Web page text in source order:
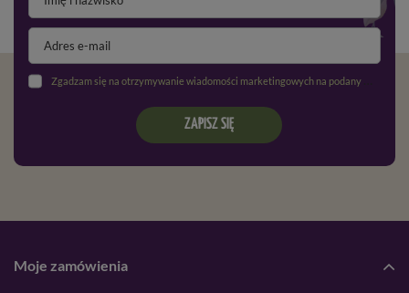
Zgadzam się na otrzymywanie wiadomości marketingowych na podany adres e-mail oraz przetwarzanie danych osobowych zgodnie z
ZAPISZ SIĘ
Moje zamówienia